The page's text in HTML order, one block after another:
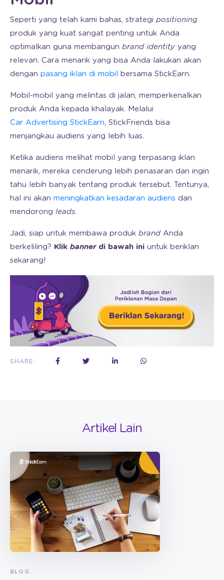
Seperti yang telah kami bahas, strategi positioning
produk yang kuat sangat penting untuk Anda
optimalkan guna membangun brand identity yang
relevan. Cara menarik yang bisa Anda lakukan akan
dengan pasang iklan di mobil bersama StickEarn.
Mobil-mobil yang melintas di jalan, memperkenalkan
produk Anda kepada khalayak. Melalui
Car Advertising StickEarn, StickFriends bisa
menjangkau audiens yang lebih luas.
Ketika audiens melihat mobil yang terpasang iklan
menarik, mereka cenderung lebih penasaran dan ingin
tahu lebih banyak tentang produk tersebut. Tentunya,
hal ini akan meningkatkan kesadaran audiens dan
mendorong leads.
Jadi, siap untuk membawa produk brand Anda
berkeliling? Klik bannerdi bawah ini untuk beriklan
sekarang!
SHARE:
Artikel Lain
BLOG